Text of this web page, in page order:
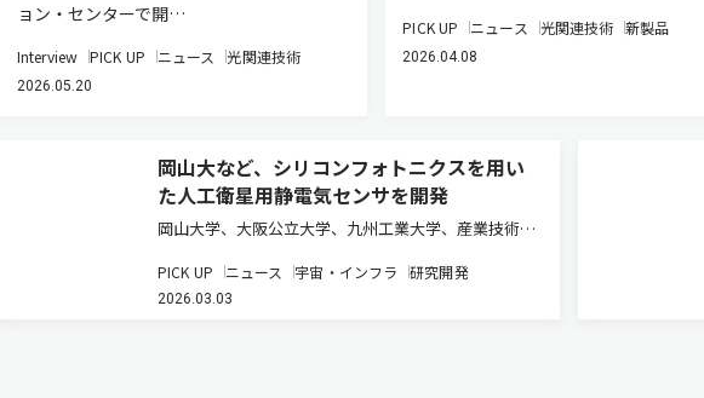
ョン・センターで開…
Interview PICK UP ニュース 光関連技術
2026.05.20
PICK UP ニュース 光関連技術 新製品
2026.04.08
岡山大など、シリコンフォトニクスを用い
た人工衛星用静電気センサを開発
岡山大学、大阪公立大学、九州工業大学、産業技術総
た人工衛星用の静電気センサを開発した（ニュースリ
リース）。 近年、人工衛星を活用した宇宙ビジネスが
PICK UP ニュース 宇宙・インフラ 研究開発
2026.03.03